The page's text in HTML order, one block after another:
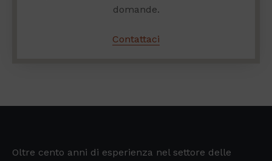
domande.
Contattaci
Oltre cento anni di esperienza nel settore delle